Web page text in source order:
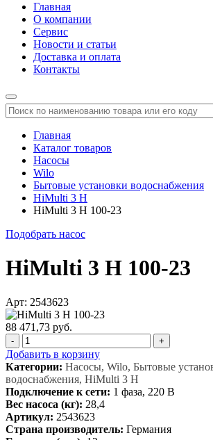
Главная
О компании
Сервис
Новости и статьи
Доставка и оплата
Контакты
Главная
Каталог товаров
Насосы
Wilo
Бытовые установки водоснабжения
HiMulti 3 H
HiMulti 3 H 100-23
Подобрать насос
HiMulti 3 H 100-23
Арт: 2543623
88 471,73 руб.
- +
Добавить в корзину
Категории: Насосы, Wilo, Бытовые
водоснабжения, HiMulti 3 H
Подключение к сети: 1 фаза, 220 В
Вес насоса (кг): 28,4
Артикул: 2543623
Страна производитель: Германия